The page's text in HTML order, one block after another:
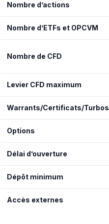
Nombre d’actions
Nombre d’ETFs et OPCVM
Nombre de CFD
Levier CFD maximum
Warrants/Certificats/Turbos
Options
Délai d’ouverture
Dépôt minimum
Accès externes